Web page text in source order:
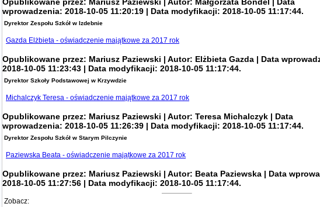
wprowadzenia: 2018-10-05 11:20:19 | Data modyfikacji: 2018-10-05 11:17:44.
Dyrektor Zespołu Szkół w Izdebnie
Gazda Elżbieta - oświadczenie majątkowe za 2017 rok
Opublikowane przez: Mariusz Paziewski | Autor: Elżbieta Gazda | Data
2018-10-05 11:23:43 | Data modyfikacji: 2018-10-05 11:17:44.
Dyrektor Szkoły Podstawowej w Krzywdzie
Michalczyk Teresa - oświadczenie majątkowe za 2017 rok
Opublikowane przez: Mariusz Paziewski | Autor: Teresa Michalczyk | Data
wprowadzenia: 2018-10-05 11:26:39 | Data modyfikacji: 2018-10-05 11:17:44.
Dyrektor Zespołu Szkół w Starym Pilczynie
Paziewska Beata - oświadczenie majątkowe za 2017 rok
Opublikowane przez: Mariusz Paziewski | Autor: Beata Paziewska | Data
2018-10-05 11:27:56 | Data modyfikacji: 2018-10-05 11:17:44.
Zobacz: